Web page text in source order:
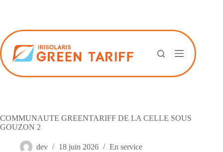
COMMUNAUTE GREENTARIFF DE LA CELLE SOUS
GOUZON 2
dev 18 juin 2026 En service